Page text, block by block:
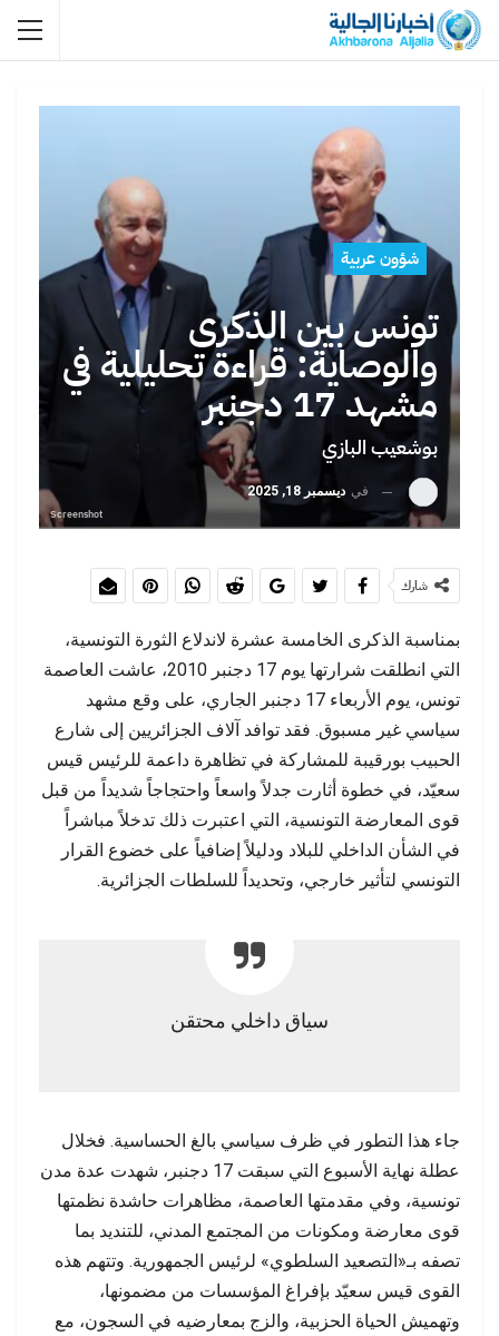
شؤون عربية
تونس بين الذكرى
والوصاية: قراءة تحليلية في
مشهد 17 دجنبر
بوشعيب البازي
في ديسمبر 18, 2025
Screenshot
شارك
بمناسبة الذكرى الخامسة عشرة لاندلاع الثورة التونسية،
التي انطلقت شرارتها يوم 17 دجنبر 2010، عاشت العاصمة
تونس، يوم الأربعاء 17 دجنبر الجاري، على وقع مشهد
سياسي غير مسبوق. فقد توافد آلاف الجزائريين إلى شارع
الحبيب بورقيبة للمشاركة في تظاهرة داعمة للرئيس قيس
سعيّد، في خطوة أثارت جدلاً واسعاً واحتجاجاً شديداً من قبل
قوى المعارضة التونسية، التي اعتبرت ذلك تدخلاً مباشراً
في الشأن الداخلي للبلاد ودليلاً إضافياً على خضوع القرار
التونسي لتأثير خارجي، وتحديداً للسلطات الجزائرية.
سياق داخلي محتقن
جاء هذا التطور في ظرف سياسي بالغ الحساسية. فخلال
عطلة نهاية الأسبوع التي سبقت 17 دجنبر، شهدت عدة مدن
تونسية، وفي مقدمتها العاصمة، مظاهرات حاشدة نظمتها
قوى معارضة ومكونات من المجتمع المدني، للتنديد بما
تصفه بـ«التصعيد السلطوي» لرئيس الجمهورية. وتتهم هذه
القوى قيس سعيّد بإفراغ المؤسسات من مضمونها،
وتهميش الحياة الحزبية، والزج بمعارضيه في السجون، مع